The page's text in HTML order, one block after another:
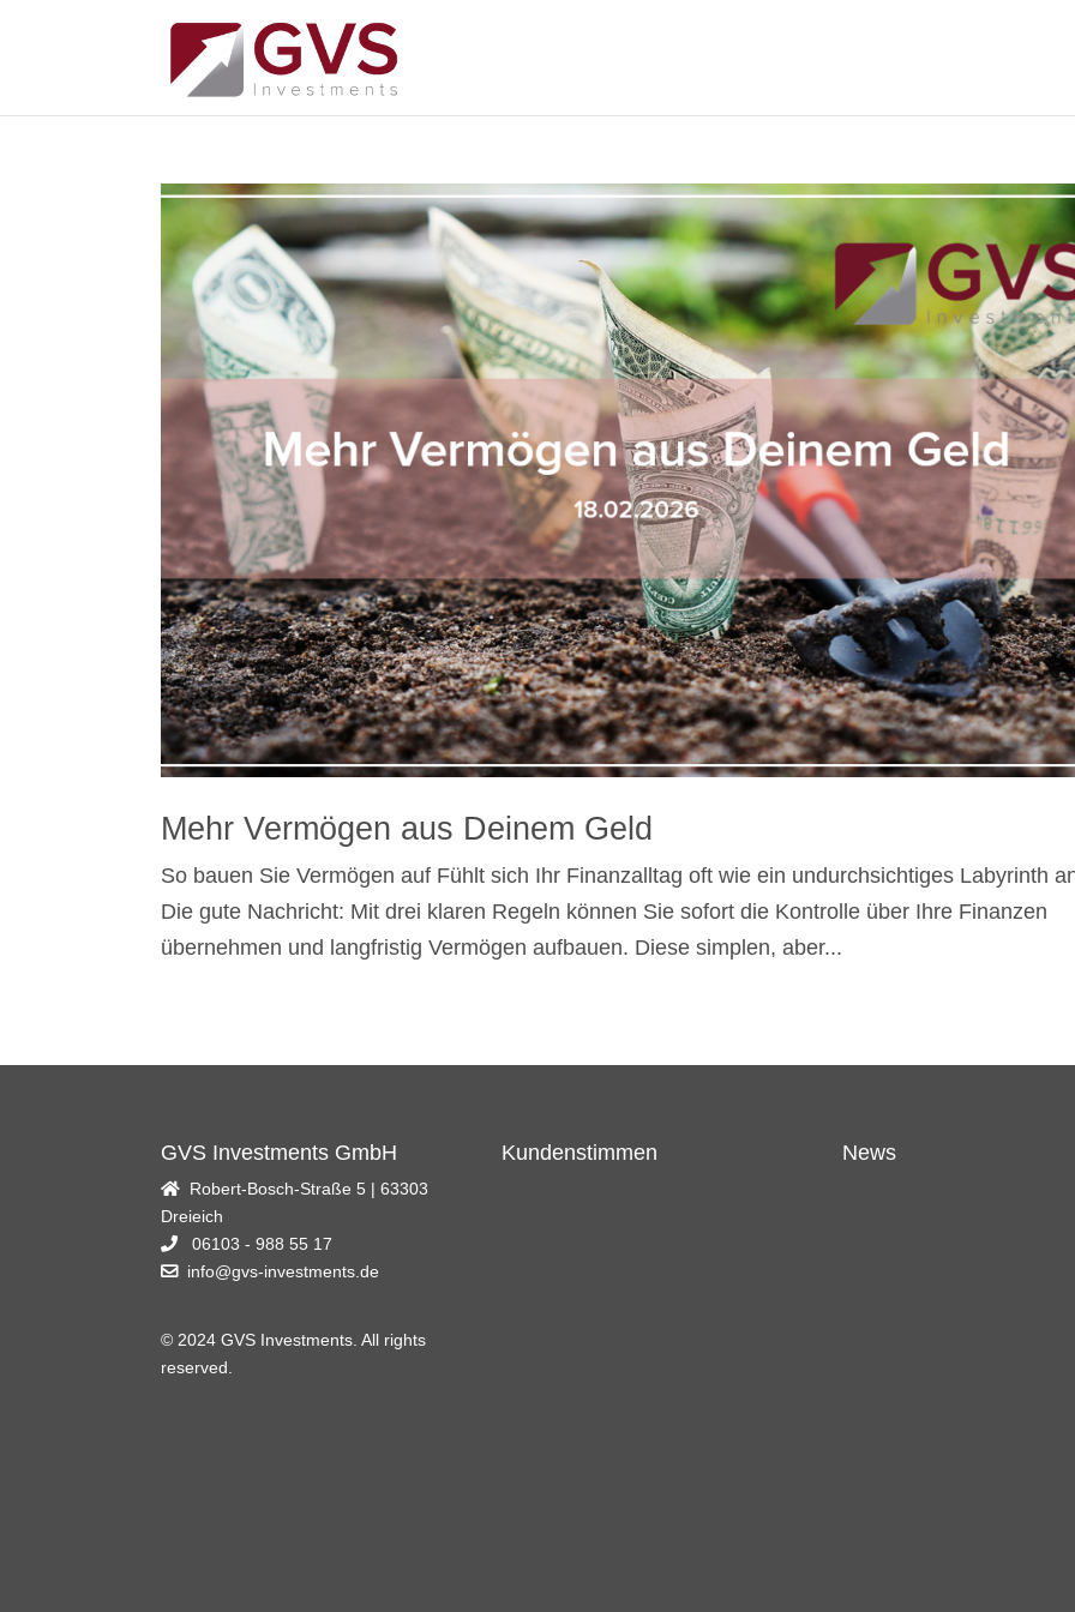
Mehr Vermögen aus Deinem Geld
So bauen Sie Vermögen auf Fühlt sich Ihr Finanzalltag oft wie ein undurchsichtiges Labyrinth
Die gute Nachricht: Mit drei klaren Regeln können Sie sofort die Kontrolle über Ihre Finanzen
übernehmen und langfristig Vermögen aufbauen. Diese simplen, aber...
GVS Investments GmbH
Robert-Bosch-Straße 5 | 63303
Dreieich
06103 - 988 55 17
info@gvs-investments.de
© 2024 GVS Investments. All rights
reserved.
Kundenstimmen News